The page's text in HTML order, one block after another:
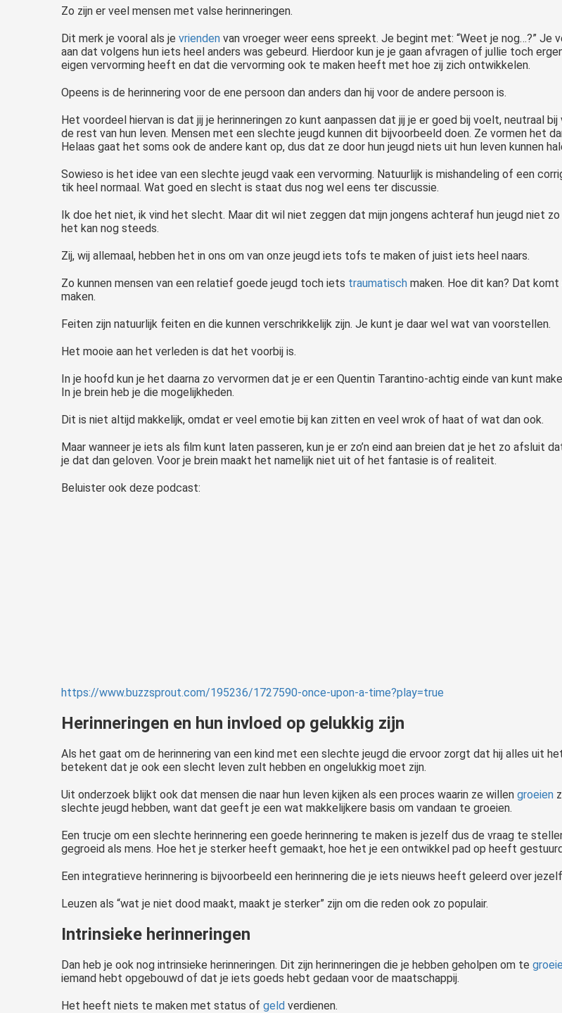
Zo zijn er veel mensen met valse herinneringen.
Dit merk je vooral als je vrienden van vroeger weer eens spreekt. Je begint met: “Weet je nog…?” Je
aan dat volgens hun iets heel anders was gebeurd. Hierdoor kun je je gaan afvragen of jullie toch
eigen vervorming heeft en dat die vervorming ook te maken heeft met hoe zij zich ontwikkelen.
Opeens is de herinnering voor de ene persoon dan anders dan hij voor de andere persoon is.
Het voordeel hiervan is dat jij je herinneringen zo kunt aanpassen dat jij je er goed bij voelt, neutraal
de rest van hun leven. Mensen met een slechte jeugd kunnen dit bijvoorbeeld doen. Ze vormen het
Helaas gaat het soms ook de andere kant op, dus dat ze door hun jeugd niets uit hun leven kunnen
Sowieso is het idee van een slechte jeugd vaak een vervorming. Natuurlijk is mishandeling of een
tik heel normaal. Wat goed en slecht is staat dus nog wel eens ter discussie.
Ik doe het niet, ik vind het slecht. Maar dit wil niet zeggen dat mijn jongens achteraf hun jeugd niet
het kan nog steeds.
Zij, wij allemaal, hebben het in ons om van onze jeugd iets tofs te maken of juist iets heel naars.
Zo kunnen mensen van een relatief goede jeugd toch iets traumatisch maken. Hoe dit kan? Dat
maken.
Feiten zijn natuurlijk feiten en die kunnen verschrikkelijk zijn. Je kunt je daar wel wat van voorstellen.
Het mooie aan het verleden is dat het voorbij is.
In je hoofd kun je het daarna zo vervormen dat je er een Quentin Tarantino-achtig einde van kunt
In je brein heb je die mogelijkheden.
Dit is niet altijd makkelijk, omdat er veel emotie bij kan zitten en veel wrok of haat of wat dan ook.
Maar wanneer je iets als film kunt laten passeren, kun je er zo’n eind aan breien dat je het zo afsluit
je dat dan geloven. Voor je brein maakt het namelijk niet uit of het fantasie is of realiteit.
Beluister ook deze podcast:
https://www.buzzsprout.com/195236/1727590-once-upon-a-time?play=true
Herinneringen en hun invloed op gelukkig zijn
Als het gaat om de herinnering van een kind met een slechte jeugd die ervoor zorgt dat hij alles uit
betekent dat je ook een slecht leven zult hebben en ongelukkig moet zijn.
Uit onderzoek blijkt ook dat mensen die naar hun leven kijken als een proces waarin ze willen groeien
slechte jeugd hebben, want dat geeft je een wat makkelijkere basis om vandaan te groeien.
Een trucje om een slechte herinnering een goede herinnering te maken is jezelf dus de vraag te
gegroeid als mens. Hoe het je sterker heeft gemaakt, hoe het je een ontwikkel pad op heeft
Een integratieve herinnering is bijvoorbeeld een herinnering die je iets nieuws heeft geleerd over
Leuzen als “wat je niet dood maakt, maakt je sterker” zijn om die reden ook zo populair.
Intrinsieke herinneringen
Dan heb je ook nog intrinsieke herinneringen. Dit zijn herinneringen die je hebben geholpen om te
iemand hebt opgebouwd of dat je iets goeds hebt gedaan voor de maatschappij.
Het heeft niets te maken met status of geld verdienen.